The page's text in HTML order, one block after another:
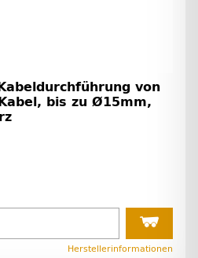
von
bis zu Ø15mm,
Herstellerinformationen